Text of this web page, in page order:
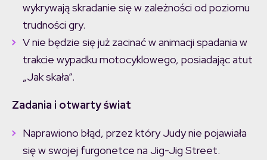
wykrywają skradanie się w zależności od poziomu
trudności gry.
V nie będzie się już zacinać w animacji spadania w
trakcie wypadku motocyklowego, posiadając atut
„Jak skała”.
Zadania i otwarty świat
Naprawiono błąd, przez który Judy nie pojawiała
się w swojej furgonetce na Jig-Jig Street.